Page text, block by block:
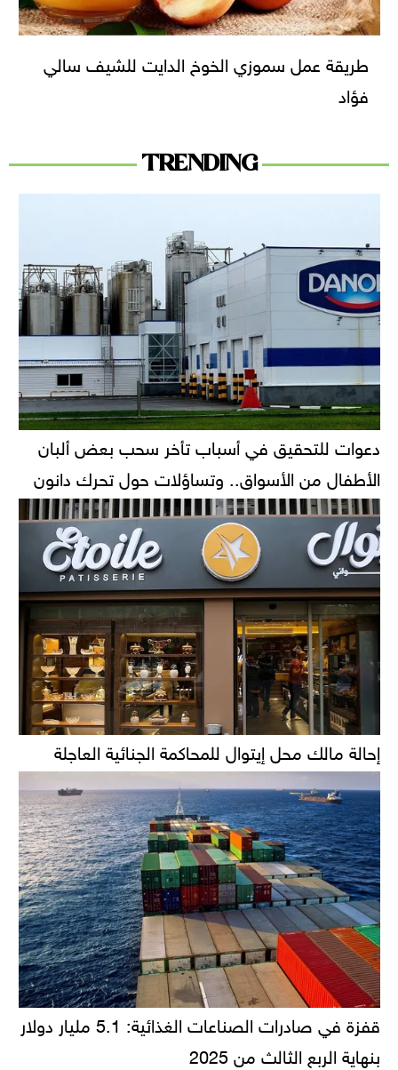
طريقة عمل سموزي الخوخ الدايت للشيف سالي
فؤاد
TRENDING
دعوات للتحقيق في أسباب تأخر سحب بعض ألبان
الأطفال من الأسواق.. وتساؤلات حول تحرك دانون
إحالة مالك محل إيتوال للمحاكمة الجنائية العاجلة
قفزة في صادرات الصناعات الغذائية: 5.1 مليار دولار
بنهاية الربع الثالث من 2025